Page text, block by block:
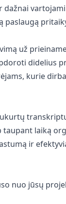
paslaugą
už
didelius
kurie
laiką
ir
nuo jūsų